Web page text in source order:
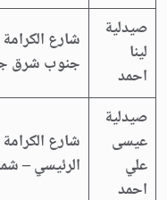
صيدلية
لينا
احمد
شارع
جنوب شرق
صيدلية
عيسى
علي
احمد
شارع
الرئيسي –